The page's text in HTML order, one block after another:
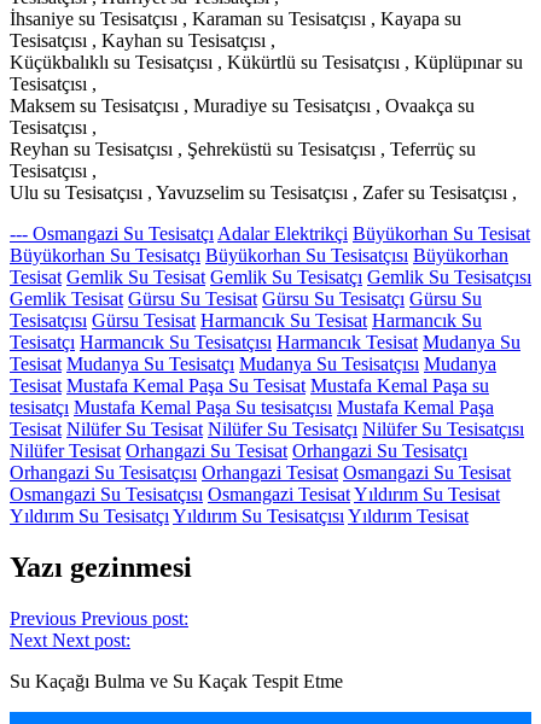
İhsaniye su Tesisatçısı , Karaman su Tesisatçısı , Kayapa su
Tesisatçısı , Kayhan su Tesisatçısı ,
Küçükbalıklı su Tesisatçısı , Kükürtlü su Tesisatçısı , Küplüpınar su
Tesisatçısı ,
Maksem su Tesisatçısı , Muradiye su Tesisatçısı , Ovaakça su
Tesisatçısı ,
Reyhan su Tesisatçısı , Şehreküstü su Tesisatçısı , Teferrüç su
Tesisatçısı ,
Ulu su Tesisatçısı , Yavuzselim su Tesisatçısı , Zafer su Tesisatçısı ,
--- Osmangazi Su TesisatçıAdalar Elektrikçi Büyükorhan Su Tesisat
Büyükorhan Su Tesisatçı Büyükorhan Su Tesisatçısı Büyükorhan
Tesisat Gemlik Su Tesisat Gemlik Su Tesisatçı Gemlik Su Tesisatçısı
Gemlik Tesisat Gürsu Su Tesisat Gürsu Su Tesisatçı Gürsu Su
Tesisatçısı Gürsu Tesisat Harmancık Su Tesisat Harmancık Su
Tesisatçı Harmancık Su Tesisatçısı Harmancık Tesisat Mudanya Su
Tesisat Mudanya Su Tesisatçı Mudanya Su Tesisatçısı Mudanya
Tesisat Mustafa Kemal Paşa Su Tesisat Mustafa Kemal Paşa su
tesisatçı Mustafa Kemal Paşa Su tesisatçısı Mustafa Kemal Paşa
Tesisat Nilüfer Su Tesisat Nilüfer Su Tesisatçı Nilüfer Su Tesisatçısı
Nilüfer Tesisat Orhangazi Su Tesisat Orhangazi Su Tesisatçı
Orhangazi Su Tesisatçısı Orhangazi Tesisat Osmangazi Su Tesisat
Osmangazi Su Tesisatçısı Osmangazi TesisatYıldırım Su Tesisat
Yıldırım Su TesisatçıYıldırım Su TesisatçısıYıldırım Tesisat
Yazı gezinmesi
Previous Previous post:
Next Next post:
Su Kaçağı Bulma ve Su Kaçak Tespit Etme